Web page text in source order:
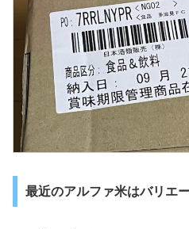
最近のアルファ米はバリエ